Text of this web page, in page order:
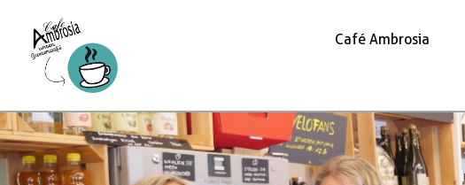
Café Ambrosia